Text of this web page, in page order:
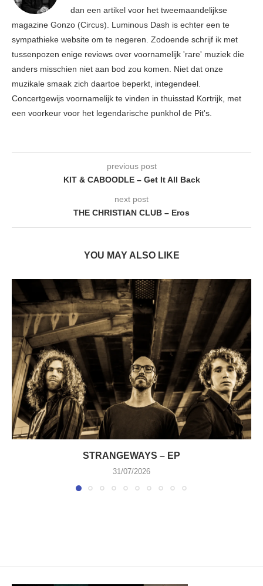
dan een artikel voor het tweemaandelijkse
magazine Gonzo (Circus). Luminous Dash is echter een te
sympathieke website om te negeren. Zodoende schrijf ik met
tussenpozen enige reviews over voornamelijk 'rare' muziek die
anders misschien niet aan bod zou komen. Niet dat onze
muzikale smaak zich daartoe beperkt, integendeel.
Concertgewijs voornamelijk te vinden in thuisstad Kortrijk, met
een voorkeur voor het legendarische punkhol de Pit's.
previous post
KIT & CABOODLE – Get It All Back
next post
THE CHRISTIAN CLUB – Eros
YOU MAY ALSO LIKE
STRANGEWAYS – EP
31/07/2026